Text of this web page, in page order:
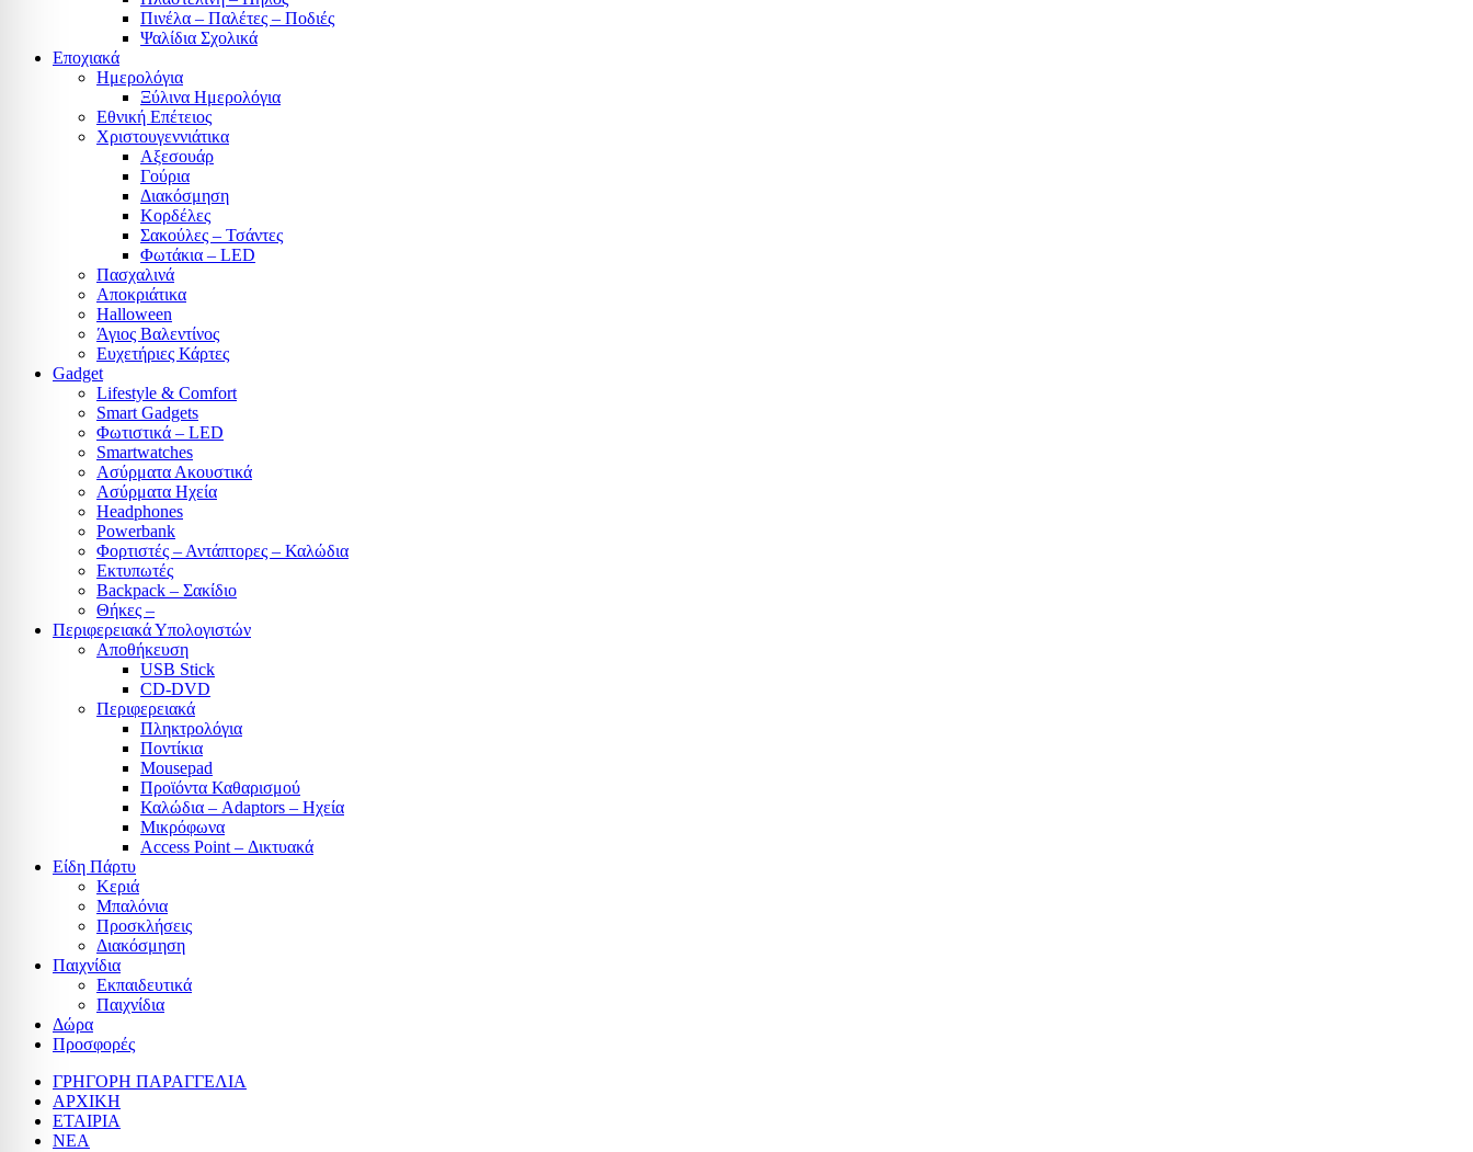
Πινέλα – Παλέτες – Ποδιές
Ψαλίδια Σχολικά
Εποχιακά
Ημερολόγια
Ξύλινα Ημερολόγια
Εθνική Επέτειος
Χριστουγεννιάτικα
Αξεσουάρ
Γούρια
Διακόσμηση
Κορδέλες
Σακούλες – Τσάντες
Φωτάκια – LED
Πασχαλινά
Αποκριάτικα
Halloween
Άγιος Βαλεντίνος
Ευχετήριες Κάρτες
Gadget
Lifestyle & Comfort
Smart Gadgets
Φωτιστικά – LED
Smartwatches
Ασύρματα Ακουστικά
Ασύρματα Ηχεία
Headphones
Powerbank
Φορτιστές – Αντάπτορες – Καλώδια
Εκτυπωτές
Backpack – Σακίδιο
Θήκες –
Περιφερειακά Υπολογιστών
Αποθήκευση
USB Stick
CD-DVD
Περιφερειακά
Πληκτρολόγια
Ποντίκια
Mousepad
Προϊόντα Καθαρισμού
Καλώδια – Adaptors – Ηχεία
Μικρόφωνα
Access Point – Δικτυακά
Είδη Πάρτυ
Κεριά
Μπαλόνια
Προσκλήσεις
Διακόσμηση
Παιχνίδια
Εκπαιδευτικά
Παιχνίδια
Δώρα
Προσφορές
ΓΡΗΓΟΡΗ ΠΑΡΑΓΓΕΛΙΑ
ΑΡΧΙΚΗ
ΕΤΑΙΡΙΑ
ΝΕΑ